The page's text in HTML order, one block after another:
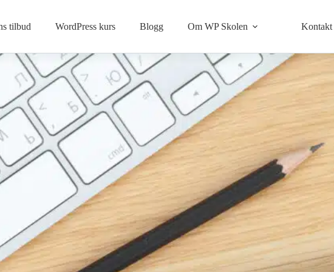
tilbud WordPress kurs Blogg Om WP Skolen Kontakt